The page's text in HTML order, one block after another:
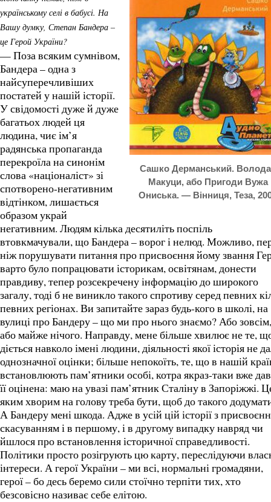
Сашко Дерманський.
Макуци, або Пригоди Вужа
Ониська. — Вінниця, Теза,
українському селі в бабусі. На
Вашу думку, Степан Бандера –
це Герой України?
— Поза всяким сумнівом,
Бандера – одна з
найсуперечливіших
постатей у нашій історії.
У свідомості дуже й дуже
багатьох людей ця
людина, чиє ім’я
радянська пропаганда
перекроїла на синонім
слова «націоналіст» зі
спотворено-негативним
відтінком, лишається
образом украй
негативним. Людям кілька десятиліть поспіль
втовкмачували, що Бандера – ворог і нелюд. Можливо,
ніж порушувати питання про присвоєння йому звання
варто було попрацювати історикам, освітянам, донести
правдиву, тепер розсекречену інформацію до широкого
загалу, тоді б не виникло такого спротиву серед певних
певних регіонах. Ви запитайте зараз будь-кого в школі, на
вулиці про Бандеру – що ми про нього знаємо? Або зовсім,
або майже нічого. Направду, мене більше хвилює не те,
діється навколо імені людини, діяльності якої історія не
однозначної оцінки; більше непокоїть, те, що в нашій
встановлюють пам’ятники особі, котра якраз-таки вже
її оцінена: маю на увазі пам’ятник Сталіну в Запоріжжі.
яким хворим на голову треба бути, щоб до такого
А Бандеру мені шкода. Адже в усій цій історії з
скасуванням і в першому, і в другому випадку навряд чи
йшлося про встановлення історичної справедливості.
Політики просто розігрують цю карту, переслідуючи
інтереси. А герої України – ми всі, нормальні громадяни,
герої – бо десь беремо сили стоїчно терпіти тих, хто
безсовісно називає себе елітою.